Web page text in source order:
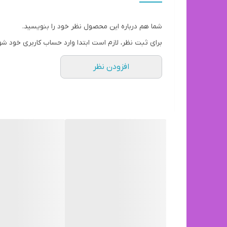
شما هم درباره این محصول نظر خود را بنویسید.
برای ثبت نظر، لازم است ابتدا وارد حساب کاربری خود
افزودن نظر